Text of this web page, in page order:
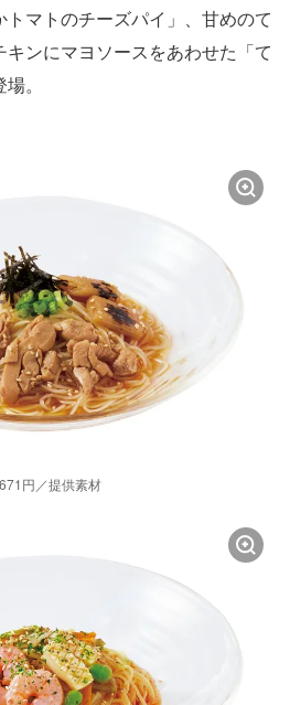
マトのチーズパイ」、甘めのて
ンにマヨソースをあわせた「て
。
円／提供素材